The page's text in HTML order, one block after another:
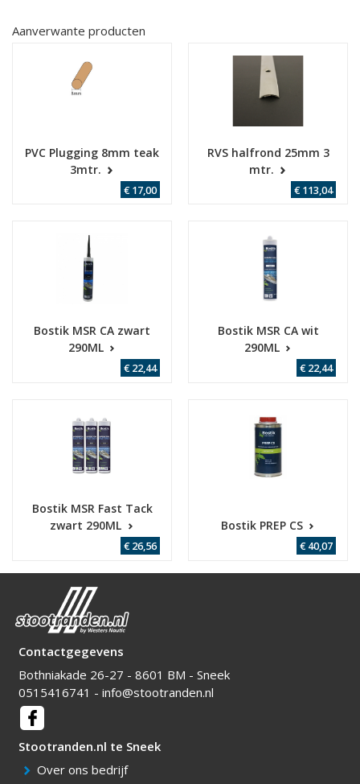
Aanverwante producten
€ 17,00
PVC Plugging 8mm teak
3mtr.
€ 113,04
RVS halfrond 25mm 3
mtr.
€ 22,44
Bostik MSR CA zwart
290ML
€ 22,44
Bostik MSR CA wit
290ML
€ 26,56
Bostik MSR Fast Tack
zwart 290ML
€ 40,07
Bostik PREP CS
Contactgegevens
Bothniakade 26-27 - 8601 BM - Sneek
0515416741 - info@stootranden.nl
Over ons bedrijf